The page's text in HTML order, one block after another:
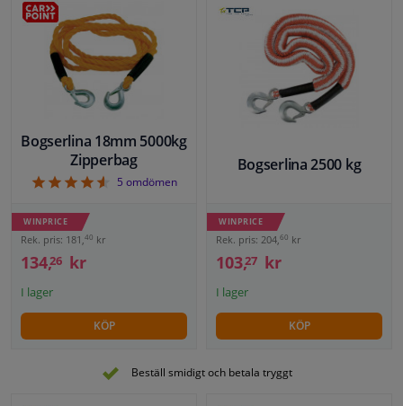
Fönster & Tillbehör
Interiör & bilklädsel
Bilvård & Tillbehör
Verkstad & Verktyg
Husbil, motorcykel, cykel & båt
Sensorer & Elsystem
Bogserlina 18mm 5000kg
Zipperbag
4.6
5 omdömen
WINPRICE
Rek. pris: 181,40 kr
134,26 kr
I lager
KÖP
Bogserlina 2500 kg
WINPRICE
Rek. pris: 204,60 kr
103,27 kr
I lager
KÖP
Beställ smidigt och betala tryggt